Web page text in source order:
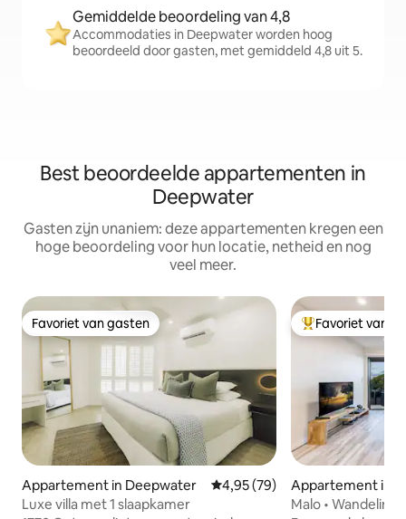
Gemiddelde beoordeling van 4,8
Accommodaties in Deepwater worden hoog
beoordeeld door gasten, met gemiddeld 4,8 uit 5.
Best beoordeelde appartementen in
Deepwater
Gasten zijn unaniem: deze appartementen kregen een
hoge beoordeling voor hun locatie, netheid en nog
veel meer.
Favoriet van gasten
Favoriet van gasten
Appartement in Deepwater Gemiddelde beoordeling van
4,95 (79)
Luxe villa met 1 slaapkamer
Topfavoriet van
Favoriet van
Appartement in
Malo • Wandeling